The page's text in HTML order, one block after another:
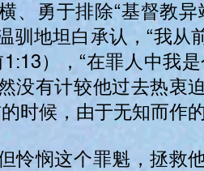
、勇于排除“基督教异
驯地坦白承认，“我从
1:13），“在罪人中我
没有计较他过去热衷
时候，由于无知而作
怜悯这个罪魁，拯救